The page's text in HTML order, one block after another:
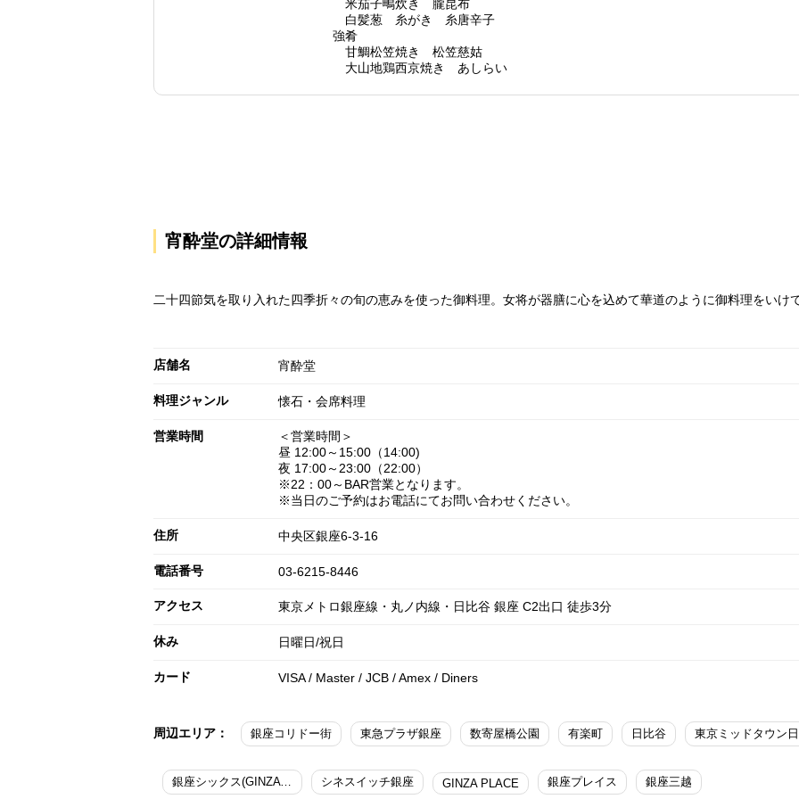
米茄子鴫炊き 朧昆布
白髪葱 糸がき 糸唐辛子
強肴
甘鯛松笠焼き 松笠慈姑
大山地鶏西京焼き あしらい
宵酔堂の詳細情報
二十四節気を取り入れた四季折々の旬の恵みを使った御料理。女将が器膳に心を込めて華道のように御料理をいけ
店舗名 宵酔堂
料理ジャンル 懐石・会席料理
営業時間
＜営業時間＞
昼 12:00～15:00（14:00)
夜 17:00～23:00（22:00）
※22：00～BAR営業となります。
※当日のご予約はお電話にてお問い合わせください。
住所 中央区銀座6-3-16
電話番号 03-6215-8446
アクセス 東京メトロ銀座線・丸ノ内線・日比谷 銀座 C2出口 徒歩3分
休み 日曜日/祝日
カード VISA / Master / JCB / Amex / Diners
周辺エリア： 銀座コリドー街 東急プラザ銀座 数寄屋橋公園 有楽町 日比谷
銀座シックス(GINZA SIX) シネスイッチ銀座 GINZA PLACE 銀座プレイス 銀座三越